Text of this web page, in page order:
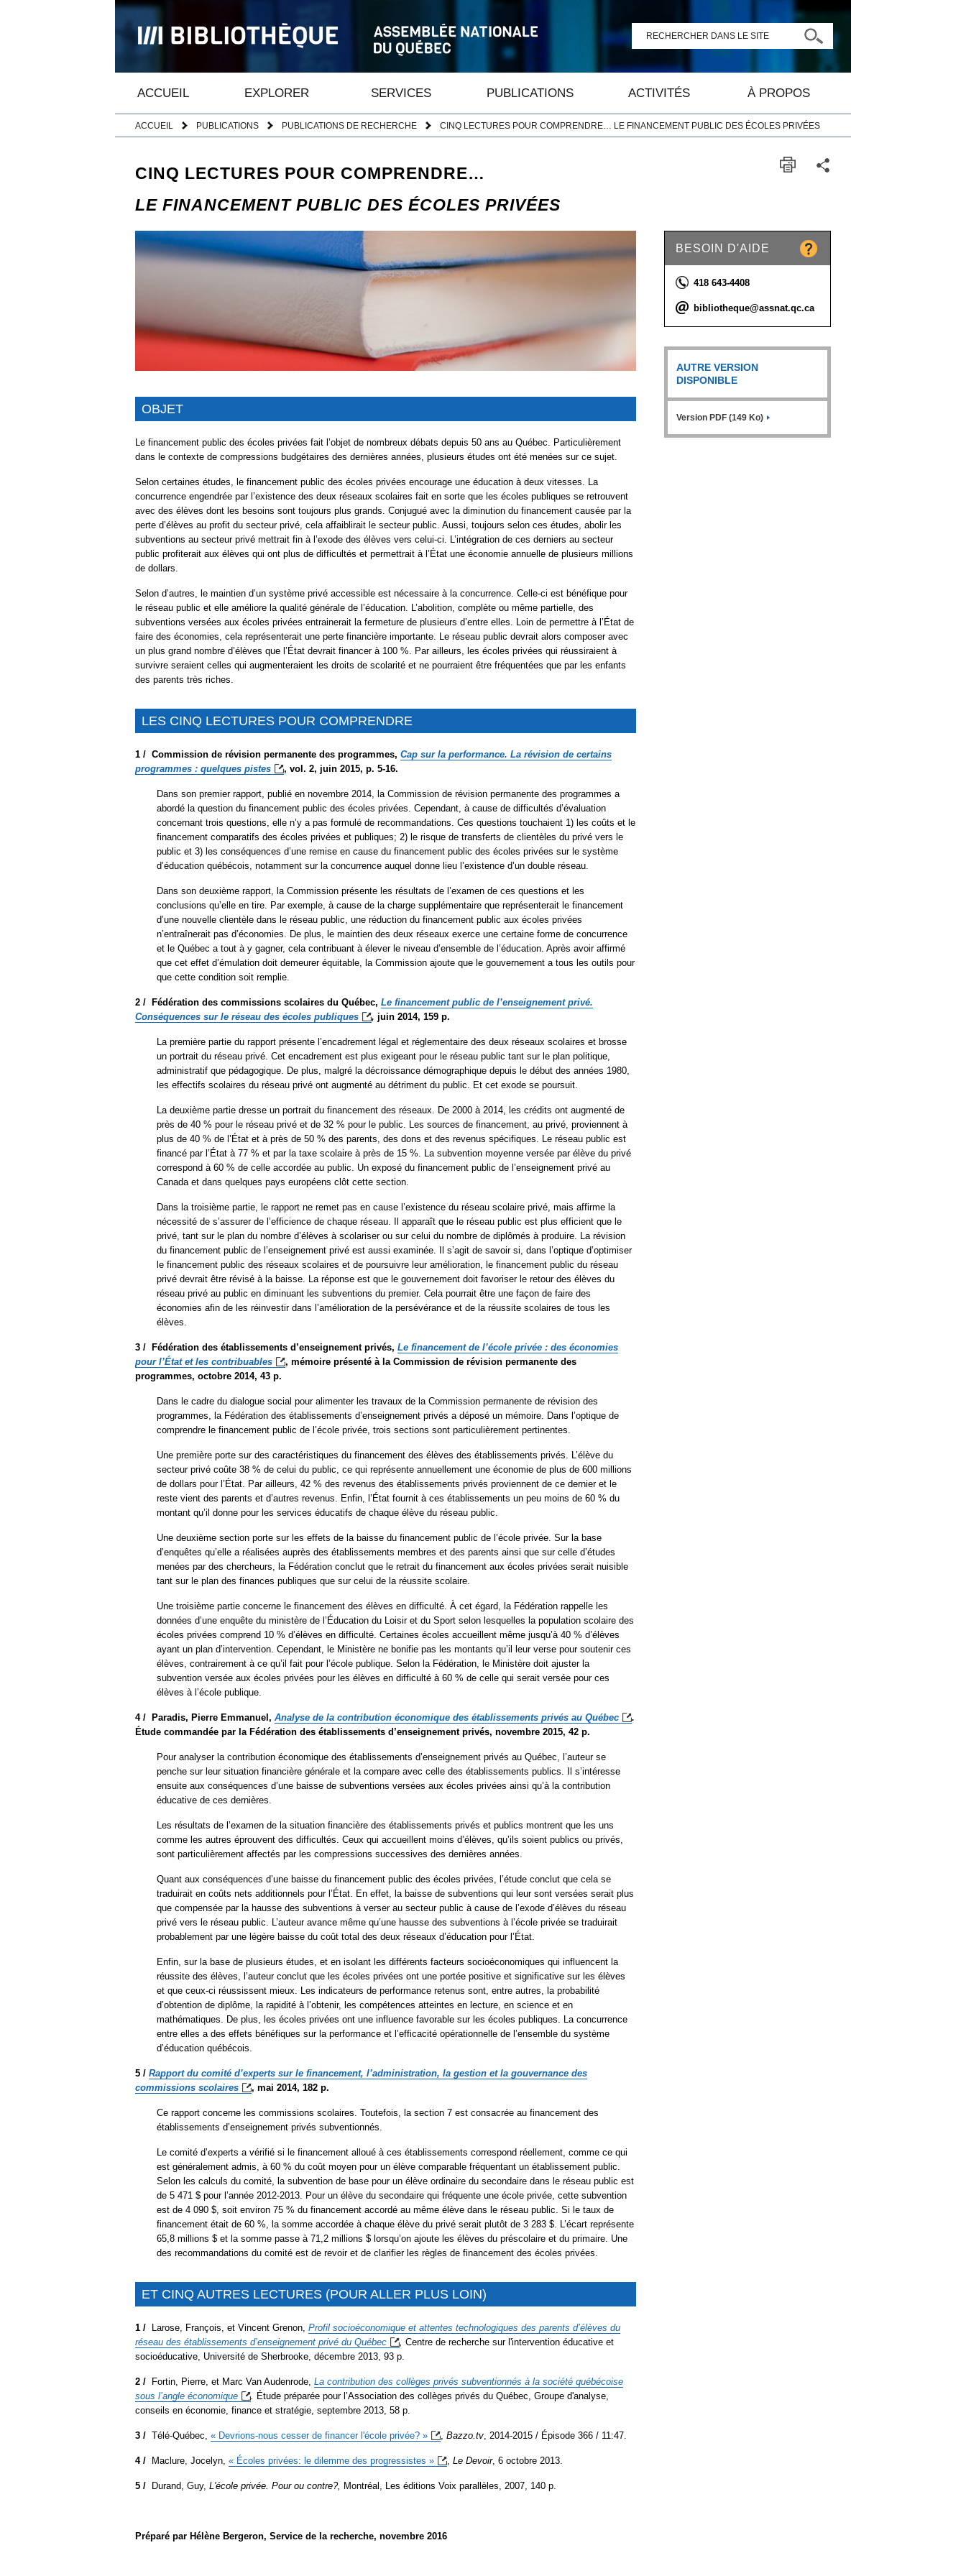
RECHERCHER DANS LE SITE
ACCUEIL EXPLORER SERVICES PUBLICATIONS ACTIVITÉS À PROPOS
ACCUEIL PUBLICATIONS PUBLICATIONS DE RECHERCHE CINQ LECTURES POUR COMPRENDRE… LE FINANCEMENT PUBLIC DES ÉCOLES PRIVÉES
CINQ LECTURES POUR COMPRENDRE…
LE FINANCEMENT PUBLIC DES ÉCOLES PRIVÉES
OBJET
Le financement public des écoles privées fait l’objet de nombreux débats depuis 50 ans au Québec. Particulièrement
dans le contexte de compressions budgétaires des dernières années, plusieurs études ont été menées sur ce sujet.
Selon certaines études, le financement public des écoles privées encourage une éducation à deux vitesses. La
concurrence engendrée par l’existence des deux réseaux scolaires fait en sorte que les écoles publiques se retrouvent
avec des élèves dont les besoins sont toujours plus grands. Conjugué avec la diminution du financement causée par la
perte d’élèves au profit du secteur privé, cela affaiblirait le secteur public. Aussi, toujours selon ces études, abolir les
subventions au secteur privé mettrait fin à l’exode des élèves vers celui-ci. L’intégration de ces derniers au secteur
public profiterait aux élèves qui ont plus de difficultés et permettrait à l’État une économie annuelle de plusieurs millions
de dollars.
Selon d’autres, le maintien d’un système privé accessible est nécessaire à la concurrence. Celle-ci est bénéfique pour
le réseau public et elle améliore la qualité générale de l’éducation. L’abolition, complète ou même partielle, des
subventions versées aux écoles privées entrainerait la fermeture de plusieurs d’entre elles. Loin de permettre à l’État de
faire des économies, cela représenterait une perte financière importante. Le réseau public devrait alors composer avec
un plus grand nombre d’élèves que l’État devrait financer à 100 %. Par ailleurs, les écoles privées qui réussiraient à
survivre seraient celles qui augmenteraient les droits de scolarité et ne pourraient être fréquentées que par les enfants
des parents très riches.
LES CINQ LECTURES POUR COMPRENDRE
1 / Commission de révision permanente des programmes, Cap sur la performance. La révision de certains
programmes : quelques pistes , vol. 2, juin 2015, p. 5-16.
Dans son premier rapport, publié en novembre 2014, la Commission de révision permanente des programmes a
abordé la question du financement public des écoles privées. Cependant, à cause de difficultés d’évaluation
concernant trois questions, elle n’y a pas formulé de recommandations. Ces questions touchaient 1) les coûts et le
financement comparatifs des écoles privées et publiques; 2) le risque de transferts de clientèles du privé vers le
public et 3) les conséquences d’une remise en cause du financement public des écoles privées sur le système
d’éducation québécois, notamment sur la concurrence auquel donne lieu l’existence d’un double réseau.
Dans son deuxième rapport, la Commission présente les résultats de l’examen de ces questions et les
conclusions qu’elle en tire. Par exemple, à cause de la charge supplémentaire que représenterait le financement
d’une nouvelle clientèle dans le réseau public, une réduction du financement public aux écoles privées
n’entraînerait pas d’économies. De plus, le maintien des deux réseaux exerce une certaine forme de concurrence
et le Québec a tout à y gagner, cela contribuant à élever le niveau d’ensemble de l’éducation. Après avoir affirmé
que cet effet d’émulation doit demeurer équitable, la Commission ajoute que le gouvernement a tous les outils pour
que cette condition soit remplie.
2 / Fédération des commissions scolaires du Québec, Le financement public de l’enseignement privé.
Conséquences sur le réseau des écoles publiques , juin 2014, 159 p.
La première partie du rapport présente l’encadrement légal et réglementaire des deux réseaux scolaires et brosse
un portrait du réseau privé. Cet encadrement est plus exigeant pour le réseau public tant sur le plan politique,
administratif que pédagogique. De plus, malgré la décroissance démographique depuis le début des années 1980,
les effectifs scolaires du réseau privé ont augmenté au détriment du public. Et cet exode se poursuit.
La deuxième partie dresse un portrait du financement des réseaux. De 2000 à 2014, les crédits ont augmenté de
près de 40 % pour le réseau privé et de 32 % pour le public. Les sources de financement, au privé, proviennent à
plus de 40 % de l’État et à près de 50 % des parents, des dons et des revenus spécifiques. Le réseau public est
financé par l’État à 77 % et par la taxe scolaire à près de 15 %. La subvention moyenne versée par élève du privé
correspond à 60 % de celle accordée au public. Un exposé du financement public de l’enseignement privé au
Canada et dans quelques pays européens clôt cette section.
Dans la troisième partie, le rapport ne remet pas en cause l’existence du réseau scolaire privé, mais affirme la
nécessité de s’assurer de l’efficience de chaque réseau. Il apparaît que le réseau public est plus efficient que le
privé, tant sur le plan du nombre d’élèves à scolariser ou sur celui du nombre de diplômés à produire. La révision
du financement public de l’enseignement privé est aussi examinée. Il s’agit de savoir si, dans l’optique d’optimiser
le financement public des réseaux scolaires et de poursuivre leur amélioration, le financement public du réseau
privé devrait être révisé à la baisse. La réponse est que le gouvernement doit favoriser le retour des élèves du
réseau privé au public en diminuant les subventions du premier. Cela pourrait être une façon de faire des
économies afin de les réinvestir dans l’amélioration de la persévérance et de la réussite scolaires de tous les
élèves.
3 / Fédération des établissements d’enseignement privés, Le financement de l’école privée : des économies
pour l’État et les contribuables
, mémoire présenté à la Commission de révision permanente des
programmes, octobre 2014, 43 p.
Dans le cadre du dialogue social pour alimenter les travaux de la Commission permanente de révision des
programmes, la Fédération des établissements d’enseignement privés a déposé un mémoire. Dans l’optique de
comprendre le financement public de l’école privée, trois sections sont particulièrement pertinentes.
Une première porte sur des caractéristiques du financement des élèves des établissements privés. L’élève du
secteur privé coûte 38 % de celui du public, ce qui représente annuellement une économie de plus de 600 millions
de dollars pour l’État. Par ailleurs, 42 % des revenus des établissements privés proviennent de ce dernier et le
reste vient des parents et d’autres revenus. Enfin, l’État fournit à ces établissements un peu moins de 60 % du
montant qu’il donne pour les services éducatifs de chaque élève du réseau public.
Une deuxième section porte sur les effets de la baisse du financement public de l’école privée. Sur la base
d’enquêtes qu’elle a réalisées auprès des établissements membres et des parents ainsi que sur celle d’études
menées par des chercheurs, la Fédération conclut que le retrait du financement aux écoles privées serait nuisible
tant sur le plan des finances publiques que sur celui de la réussite scolaire.
Une troisième partie concerne le financement des élèves en difficulté. À cet égard, la Fédération rappelle les
données d’une enquête du ministère de l’Éducation du Loisir et du Sport selon lesquelles la population scolaire des
écoles privées comprend 10 % d’élèves en difficulté. Certaines écoles accueillent même jusqu’à 40 % d’élèves
ayant un plan d’intervention. Cependant, le Ministère ne bonifie pas les montants qu’il leur verse pour soutenir ces
élèves, contrairement à ce qu’il fait pour l’école publique. Selon la Fédération, le Ministère doit ajuster la
subvention versée aux écoles privées pour les élèves en difficulté à 60 % de celle qui serait versée pour ces
élèves à l’école publique.
4 / Paradis, Pierre Emmanuel, Analyse de la contribution économique des établissements privés au Québec
.
Étude commandée par la Fédération des établissements d’enseignement privés, novembre 2015, 42 p.
Pour analyser la contribution économique des établissements d’enseignement privés au Québec, l’auteur se
penche sur leur situation financière générale et la compare avec celle des établissements publics. Il s’intéresse
ensuite aux conséquences d’une baisse de subventions versées aux écoles privées ainsi qu’à la contribution
éducative de ces dernières.
Les résultats de l’examen de la situation financière des établissements privés et publics montrent que les uns
comme les autres éprouvent des difficultés. Ceux qui accueillent moins d’élèves, qu’ils soient publics ou privés,
sont particulièrement affectés par les compressions successives des dernières années.
Quant aux conséquences d’une baisse du financement public des écoles privées, l’étude conclut que cela se
traduirait en coûts nets additionnels pour l’État. En effet, la baisse de subventions qui leur sont versées serait plus
que compensée par la hausse des subventions à verser au secteur public à cause de l’exode d’élèves du réseau
privé vers le réseau public. L’auteur avance même qu’une hausse des subventions à l’école privée se traduirait
probablement par une légère baisse du coût total des deux réseaux d’éducation pour l’État.
Enfin, sur la base de plusieurs études, et en isolant les différents facteurs socioéconomiques qui influencent la
réussite des élèves, l’auteur conclut que les écoles privées ont une portée positive et significative sur les élèves
et que ceux-ci réussissent mieux. Les indicateurs de performance retenus sont, entre autres, la probabilité
d’obtention de diplôme, la rapidité à l’obtenir, les compétences atteintes en lecture, en science et en
mathématiques. De plus, les écoles privées ont une influence favorable sur les écoles publiques. La concurrence
entre elles a des effets bénéfiques sur la performance et l’efficacité opérationnelle de l’ensemble du système
d’éducation québécois.
5 / Rapport du comité d’experts sur le financement, l’administration, la gestion et la gouvernance des
commissions scolaires , mai 2014, 182 p.
Ce rapport concerne les commissions scolaires. Toutefois, la section 7 est consacrée au financement des
établissements d’enseignement privés subventionnés.
Le comité d’experts a vérifié si le financement alloué à ces établissements correspond réellement, comme ce qui
est généralement admis, à 60 % du coût moyen pour un élève comparable fréquentant un établissement public.
Selon les calculs du comité, la subvention de base pour un élève ordinaire du secondaire dans le réseau public est
de 5 471 $ pour l’année 2012-2013. Pour un élève du secondaire qui fréquente une école privée, cette subvention
est de 4 090 $, soit environ 75 % du financement accordé au même élève dans le réseau public. Si le taux de
financement était de 60 %, la somme accordée à chaque élève du privé serait plutôt de 3 283 $. L’écart représente
65,8 millions $ et la somme passe à 71,2 millions $ lorsqu’on ajoute les élèves du préscolaire et du primaire. Une
des recommandations du comité est de revoir et de clarifier les règles de financement des écoles privées.
ET CINQ AUTRES LECTURES (POUR ALLER PLUS LOIN)
1 / Larose, François, et Vincent Grenon, Profil socioéconomique et attentes technologiques des parents d’élèves du
réseau des établissements d’enseignement privé du Québec
Centre de recherche sur l'intervention éducative et
socioéducative, Université de Sherbrooke, décembre 2013, 93 p.
2 / Fortin, Pierre, et Marc Van Audenrode, La contribution des collèges privés subventionnés à la société québécoise
sous l’angle économique
Étude préparée pour l’Association des collèges privés du Québec, Groupe d'analyse,
conseils en économie, finance et stratégie, septembre 2013, 58 p.
3 / Télé-Québec, « Devrions-nous cesser de financer l'école privée? » Bazzo.tv , 2014-2015 / Épisode 366 / 11:47.
4 / Maclure, Jocelyn, « Écoles privées: le dilemme des progressistes » Le Devoir, 6 octobre 2013.
5 / Durand, Guy, L'école privée. Pour ou contre?, Montréal, Les éditions Voix parallèles, 2007, 140 p.
Préparé par Hélène Bergeron, Service de la recherche, novembre 2016
BESOIN D'AIDE
Téléphone :
418 643-4408
Courriel :
bibliotheque@assnat.qc.ca
AUTRE VERSION
DISPONIBLE
Version PDF (149 Ko)